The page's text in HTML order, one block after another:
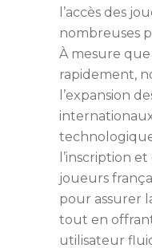
l’accès des
nombreuses
À mesure
rapidement,
l’expansion
l’inscription
joueurs
pour assurer
tout en
utilisateur